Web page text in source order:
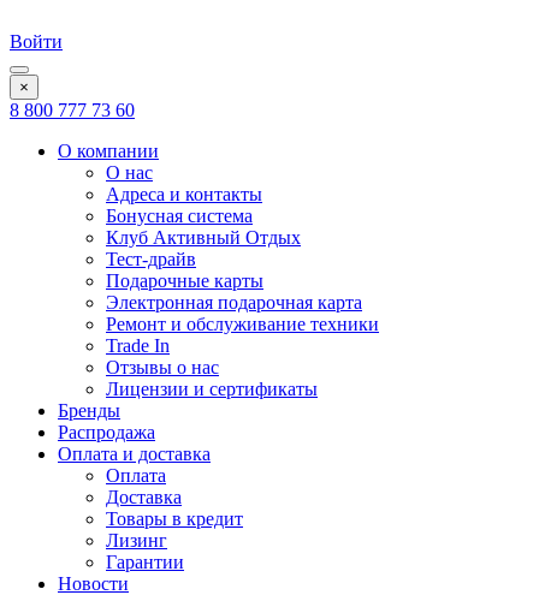
Войти
×
8 800 777 73 60
О компании
О нас
Адреса и контакты
Бонусная система
Клуб Активный Отдых
Тест-драйв
Подарочные карты
Электронная подарочная карта
Ремонт и обслуживание техники
Trade In
Отзывы о нас
Лицензии и сертификаты
Бренды
Распродажа
Оплата и доставка
Оплата
Доставка
Товары в кредит
Лизинг
Гарантии
Новости